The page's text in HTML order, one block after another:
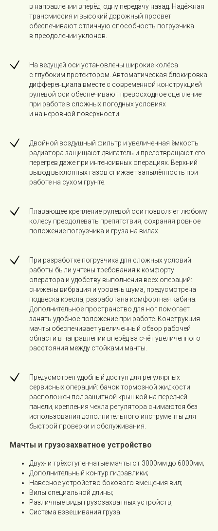
в направлении вперёд, одну передачу назад. Надёжная
трансмиссия и высокий дорожный просвет
обеспечивают отличную способность погрузчика
в преодолении уклонов.
На ведущей оси установлены широкие колёса
с глубоким протектором. Автоматическая блокировка
дифференциала вместе с современной конструкцией
рулевой оси обеспечивают превосходное сцепление
при работе в сложных погодных условиях
и на неровной поверхности.
Двойной воздушный фильтр и увеличенная ёмкость
радиатора защищают двигатель и предотвращают его
перегрев даже при интенсивных операциях. Верхний
вывод выхлопных газов снижает запылённость при
работе на сухом грунте.
Плавающее крепление рулевой оси позволяет любому
колесу преодолевать препятствия, сохраняя ровное
положение погрузчика и груза на вилах.
При разработке погрузчика для сложных условий
работы были учтены требования к комфорту
оператора и удобству выполнения всех операций:
снижены вибрация и уровень шума, предусмотрена
подвеска кресла, разработана комфортная кабина.
Дополнительное пространство для ног помогает
занять удобное положение при работе. Конструкция
мачты обеспечивает увеличенный обзор рабочей
области в направлении вперёд за счёт увеличенного
расстояния между стойками мачты.
Предусмотрен удобный доступ для регулярных
сервисных операций: бачок тормозной жидкости
расположен под защитной крышкой на передней
панели, крепления чехла регулятора снимаются без
использования дополнительного инструменты для
быстрой проверки и обслуживания.
Мачты и грузозахватное устройство
Двух- и трёхступенчатые мачты от 3000мм до 6000мм;
Дополнительный контур гидравлики;
Навесное устройство бокового вмещения вил;
Вилы специальной длины;
Различные виды грузозахватных устройств;
Система взвешивания груза.